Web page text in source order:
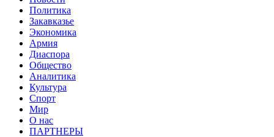
Политика
Закавказье
Экономика
Армия
Диаспора
Общество
Аналитика
Культура
Спорт
Мир
О нас
ПАРТНЕРЫ